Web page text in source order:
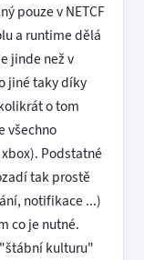
pouze v NETCF
a runtime dělá
jinde než v
jiné taky díky
o tom
všechno
Podstatné
tak prostě
notifikace ...)
co je nutné.
kulturu"